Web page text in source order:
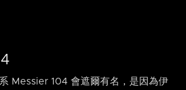
Messier 104 會遮爾有名，是因為伊